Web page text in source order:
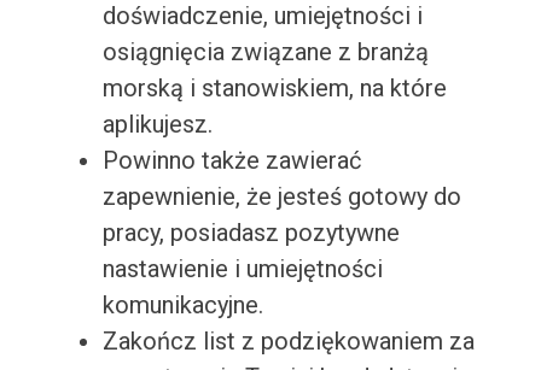
doświadczenie, umiejętności i
osiągnięcia związane z branżą
morską i stanowiskiem, na które
aplikujesz.
Powinno także zawierać
zapewnienie, że jesteś gotowy do
pracy, posiadasz pozytywne
nastawienie i umiejętności
komunikacyjne.
Zakończ list z podziękowaniem za